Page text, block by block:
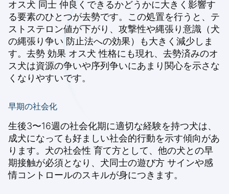
オス犬 同士 仲良くできるかどうかに大きく影響す
る要素のひとつが去勢です。この処置を行うと、テ
ストステロン値が下がり、攻撃性や縄張り意識（犬
の縄張り争い 防止法への効果）も大きく減少しま
す。去勢 効果 オス犬 性格にも現れ、去勢済みのオ
ス犬は資源の争いや序列争いにあまり関心を示さな
くなりやすいです。
早期の社会化
生後3〜16週の社会化期に適切な経験を持つ犬は、
成犬になっても好ましい社会的行動を示す傾向があ
ります。犬の社会性 育て方として、他の犬との早
期接触が必須となり、犬同士の遊び方 サインや感
情コントロールのスキルが身につきます。